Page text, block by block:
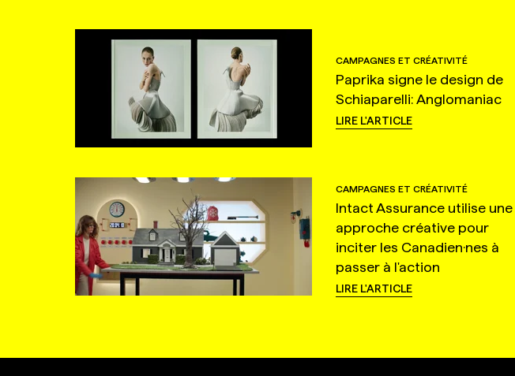
CAMPAGNES ET CRÉATIVITÉ
Paprika signe le design de
Schiaparelli: Anglomaniac
LIRE L'ARTICLE
CAMPAGNES ET CRÉATIVITÉ
Intact Assurance utilise une
approche créative pour
inciter les Canadien·nes à
passer à l'action
LIRE L'ARTICLE